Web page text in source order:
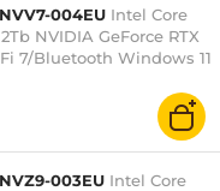
004EU Intel Core
NVIDIA GeForce RTX
7/Bluetooth Windows 11
003EU Intel Core